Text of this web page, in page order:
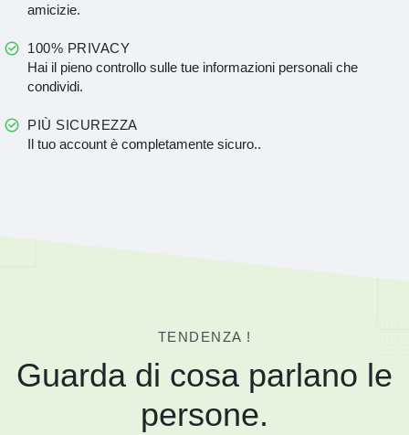
amicizie.
100% PRIVACY
Hai il pieno controllo sulle tue informazioni personali che
condividi.
PIÙ SICUREZZA
Il tuo account è completamente sicuro..
TENDENZA !
Guarda di cosa parlano le
persone.